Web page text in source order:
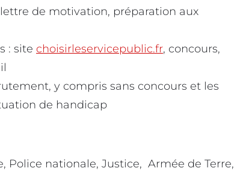
lettre de motivation, préparation aux
: site choisirleservicepublic.fr, concours,
y compris sans concours et les
de handicap
Police nationale, Justice, Armée de Terre,